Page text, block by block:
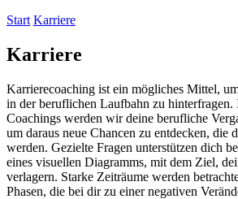
Start Karriere
Karriere
Karrierecoaching ist ein mögliches Mittel,
in der beruflichen Laufbahn zu hinterfragen.
Coachings werden wir deine berufliche
um daraus neue Chancen zu entdecken, die
werden. Gezielte Fragen unterstützen dich
eines visuellen Diagramms, mit dem Ziel,
verlagern. Starke Zeiträume werden
Phasen, die bei dir zu einer negativen